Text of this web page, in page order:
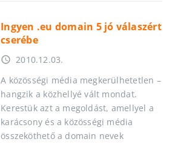
Ingyen .eu domain 5 jó válaszért
cserébe
access_time 2010.12.03.
A közösségi média megkerülhetetlen –
hangzik a közhellyé vált mondat.
Kerestük azt a megoldást, amellyel a
karácsony és a közösségi média
összeköthető a domain nevek